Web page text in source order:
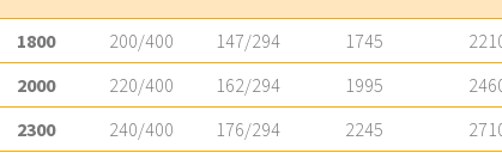
1800 200/400 147/294 1745
2000
220/400 162/294 1995
2300
240/400 176/294 2245